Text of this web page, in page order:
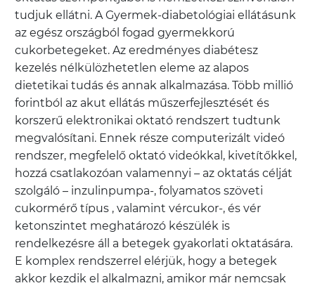
tudjuk ellátni. A Gyermek-diabetológiai ellátásunk
az egész országból fogad gyermekkorú
cukorbetegeket. Az eredményes diabétesz
kezelés nélkülözhetetlen eleme az alapos
dietetikai tudás és annak alkalmazása. Több millió
forintból az akut ellátás műszerfejlesztését és
korszerű elektronikai oktató rendszert tudtunk
megvalósítani. Ennek része computerizált videó
rendszer, megfelelő oktató videókkal, kivetítőkkel,
hozzá csatlakozóan valamennyi – az oktatás célját
szolgáló – inzulinpumpa-, folyamatos szöveti
cukormérő típus , valamint vércukor-, és vér
ketonszintet meghatározó készülék is
rendelkezésre áll a betegek gyakorlati oktatására.
E komplex rendszerrel elérjük, hogy a betegek
akkor kezdik el alkalmazni, amikor már nemcsak